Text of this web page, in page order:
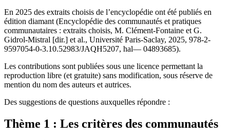
En 2025 des extraits choisis de l’encyclopédie ont été publiés en
édition diamant (Encyclopédie des communautés et pratiques
communautaires : extraits choisis, M. Clément-Fontaine et G.
Gidrol-Mistral [dir.] et al., Université Paris-Saclay, 2025, 978-2-
9597054-0-3.10.52983/JAQH5207, hal— 04893685).
Les contributions sont publiées sous une licence permettant la
reproduction libre (et gratuite) sans modification, sous réserve de
mention du nom des auteurs et autrices.
Des suggestions de questions auxquelles répondre :
Thème 1 : Les critères des communautés